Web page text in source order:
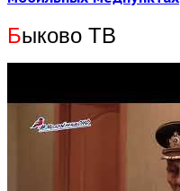
Быково ТВ